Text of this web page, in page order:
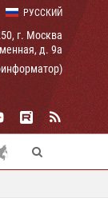
РУССКИЙ
г. Москва
д. 9а